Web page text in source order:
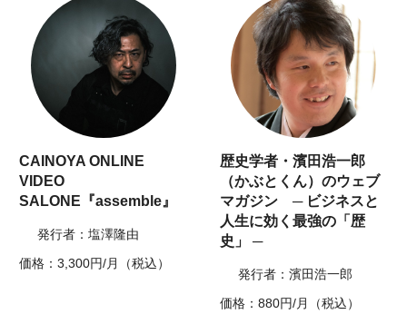
CAINOYA ONLINE
VIDEO
SALONE『assemble』
発行者：塩澤隆由
価格：3,300円/月（税込）
歴史学者・濱田浩一郎
（かぶとくん）のウェブ
マガジン ─ ビジネスと
人生に効く最強の「歴
史」 ─
発行者：濱田浩一郎
価格：880円/月（税込）